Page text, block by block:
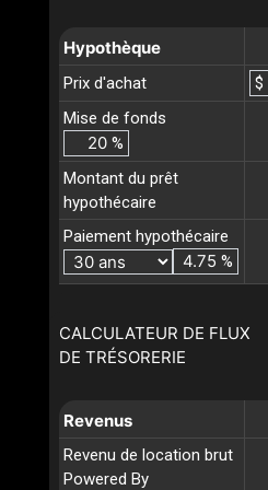
Hypothèque
Prix d'achat
$
Mise de fonds
%
Montant du prêt
hypothécaire
Paiement hypothécaire
%
CALCULATEUR DE FLUX
DE TRÉSORERIE
Revenus
Revenu de location brut
Powered By